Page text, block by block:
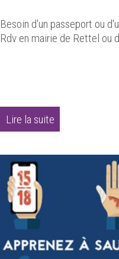
Besoin d'un passeport ou
Rdv en mairie de Rettel ou
Lire la suite